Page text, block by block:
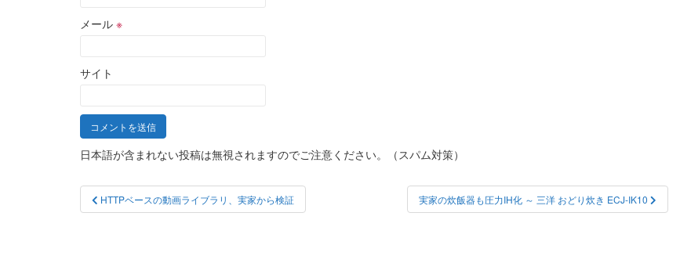
メール ※
サイト
日本語が含まれない投稿は無視されますのでご注意ください。（スパム対策）
投
稿
HTTPベースの動画ライブラリ、実家から検証 実家の炊飯器も圧力IH化 ～ 三洋 おどり炊き ECJ-IK10